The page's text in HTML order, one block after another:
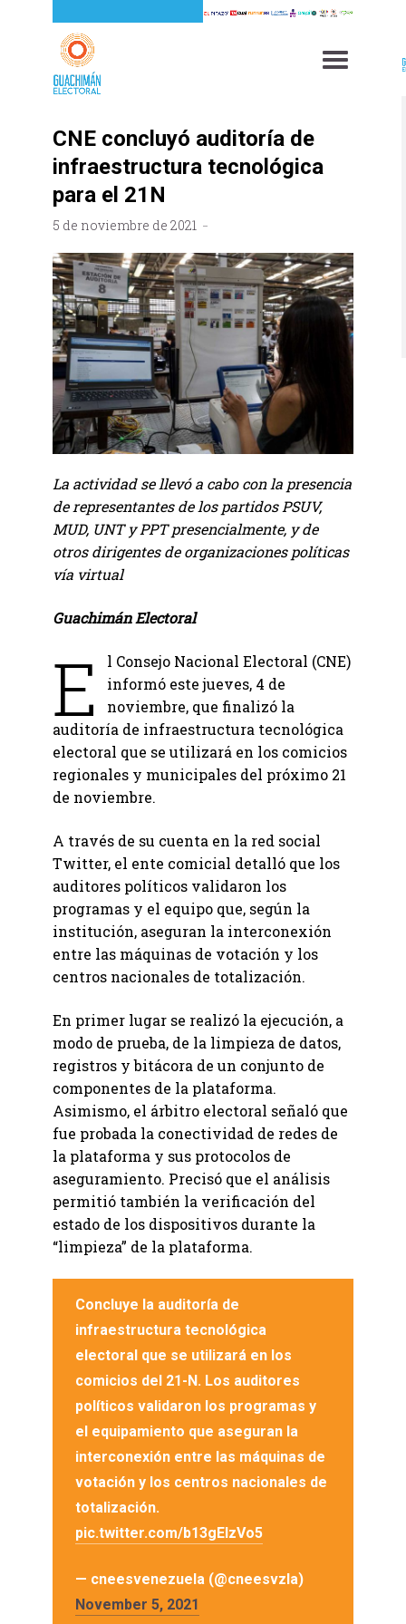
CNE concluyó auditoría de
infraestructura tecnológica
para el 21N
5 de noviembre de 2021
La actividad se llevó a cabo con la presencia
de representantes de los partidos PSUV,
MUD, UNT y PPT presencialmente, y de
otros dirigentes de organizaciones políticas
vía virtual
Guachimán Electoral
E
l Consejo Nacional Electoral (CNE)
informó este jueves, 4 de
noviembre, que finalizó la
auditoría de infraestructura tecnológica
electoral que se utilizará en los comicios
regionales y municipales del próximo 21
de noviembre.
A través de su cuenta en la red social
Twitter, el ente comicial detalló que los
auditores políticos validaron los
programas y el equipo que, según la
institución, aseguran la interconexión
entre las máquinas de votación y los
centros nacionales de totalización.
En primer lugar se realizó la ejecución, a
modo de prueba, de la limpieza de datos,
registros y bitácora de un conjunto de
componentes de la plataforma.
Asimismo, el árbitro electoral señaló que
fue probada la conectividad de redes de
la plataforma y sus protocolos de
aseguramiento. Precisó que el análisis
permitió también la verificación del
estado de los dispositivos durante la
“limpieza” de la plataforma.
Concluye la auditoría de
infraestructura tecnológica
electoral que se utilizará en los
comicios del 21-N. Los auditores
políticos validaron los programas y
el equipamiento que aseguran la
interconexión entre las máquinas de
votación y los centros nacionales de
totalización.
pic.twitter.com/b13gElzVo5
— cneesvenezuela (@cneesvzla)
November 5, 2021